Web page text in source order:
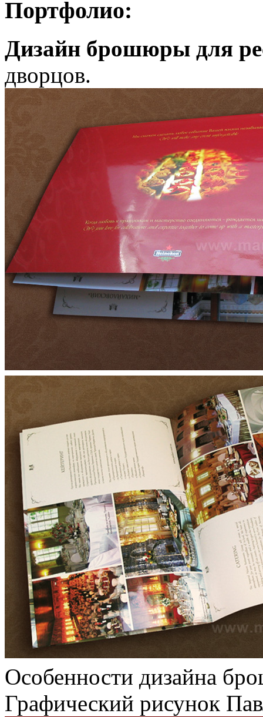
Портфолио:
Дизайн брошюры для
дворцов.
Особенности дизайна
Графический рисунок